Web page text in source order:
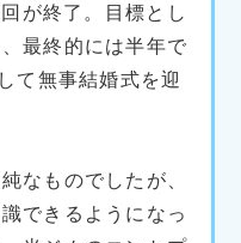
が終了。目標とし
最終的には半年で
て無事結婚式を迎
なものでしたが、
できるようになっ